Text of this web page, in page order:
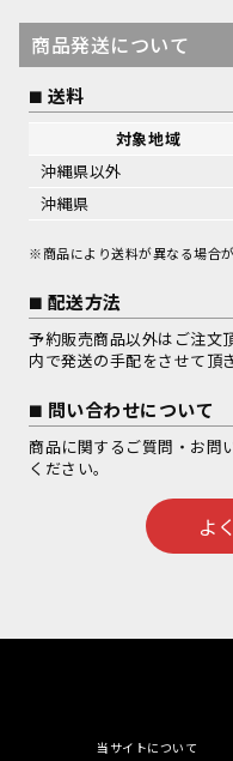
商品発送について
送料
対象地域
沖縄県以外
沖縄県
※商品により送料が異なる場合が
配送方法
予約販売商品以外はご注文
内で発送の手配をさせて頂
問い合わせについて
商品に関するご質問・お問
ください。
よ
当サイトについて